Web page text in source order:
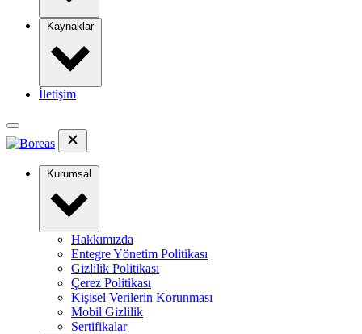
Kaynaklar
İletişim
Kurumsal
Hakkımızda
Entegre Yönetim Politikası
Gizlilik Politikası
Çerez Politikası
Kişisel Verilerin Korunması
Mobil Gizlilik
Sertifikalar